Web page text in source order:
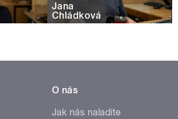
Jana
Chládková
O nás
Jak nás naladíte